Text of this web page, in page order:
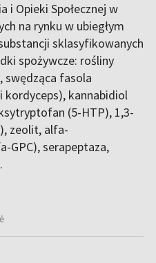
i Opieki Społecznej w
na rynku w ubiegłym
sklasyfikowanych
spożywcze: rośliny
swędząca fasola
kordyceps), kannabidiol
(5-HTP), 1,3-
zeolit, alfa-
GPC), serapeptaza,